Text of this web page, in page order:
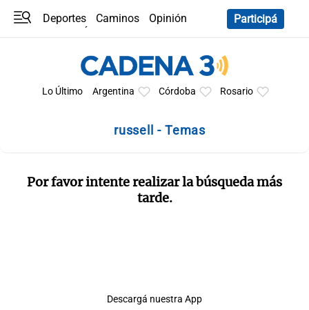
Deportes Caminos
Opinión
Participá
Lo Último Argentina Córdoba Rosario
russell - Temas
Por favor intente realizar la búsqueda más
tarde.
Descargá nuestra App